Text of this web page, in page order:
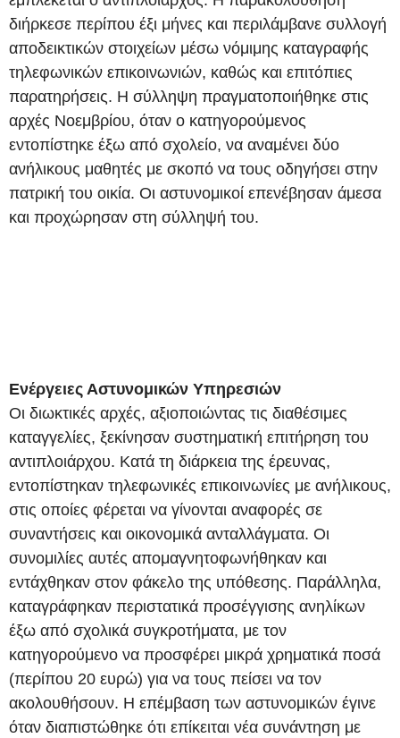
διήρκεσε περίπου έξι μήνες και περιλάμβανε συλλογή
αποδεικτικών στοιχείων μέσω νόμιμης καταγραφής
τηλεφωνικών επικοινωνιών, καθώς και επιτόπιες
παρατηρήσεις. Η σύλληψη πραγματοποιήθηκε στις
αρχές Νοεμβρίου, όταν ο κατηγορούμενος
εντοπίστηκε έξω από σχολείο, να αναμένει δύο
ανήλικους μαθητές με σκοπό να τους οδηγήσει στην
πατρική του οικία. Οι αστυνομικοί επενέβησαν άμεσα
και προχώρησαν στη σύλληψή του.
Ενέργειες Αστυνομικών Υπηρεσιών
Οι διωκτικές αρχές, αξιοποιώντας τις διαθέσιμες
καταγγελίες, ξεκίνησαν συστηματική επιτήρηση του
αντιπλοιάρχου. Κατά τη διάρκεια της έρευνας,
εντοπίστηκαν τηλεφωνικές επικοινωνίες με ανήλικους,
στις οποίες φέρεται να γίνονται αναφορές σε
συναντήσεις και οικονομικά ανταλλάγματα. Οι
συνομιλίες αυτές απομαγνητοφωνήθηκαν και
εντάχθηκαν στον φάκελο της υπόθεσης. Παράλληλα,
καταγράφηκαν περιστατικά προσέγγισης ανηλίκων
έξω από σχολικά συγκροτήματα, με τον
κατηγορούμενο να προσφέρει μικρά χρηματικά ποσά
(περίπου 20 ευρώ) για να τους πείσει να τον
ακολουθήσουν. Η επέμβαση των αστυνομικών έγινε
όταν διαπιστώθηκε ότι επίκειται νέα συνάντηση με